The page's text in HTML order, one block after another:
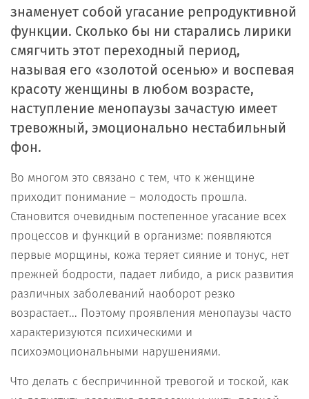
знаменует собой угасание репродуктивной
функции. Сколько бы ни старались лирики
смягчить этот переходный период,
называя его «золотой осенью» и воспевая
красоту женщины в любом возрасте,
наступление менопаузы зачастую имеет
тревожный, эмоционально нестабильный
фон.
Во многом это связано с тем, что к женщине
приходит понимание – молодость прошла.
Становится очевидным постепенное угасание всех
процессов и функций в организме: появляются
первые морщины, кожа теряет сияние и тонус, нет
прежней бодрости, падает либидо, а риск развития
различных заболеваний наоборот резко
возрастает... Поэтому проявления менопаузы часто
характеризуются психическими и
психоэмоциональными нарушениями.
Что делать с беспричинной тревогой и тоской, как